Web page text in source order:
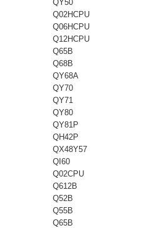
QY50
Q02HCPU
Q06HCPU
Q12HCPU
Q65B
Q68B
QY68A
QY70
QY71
QY80
QY81P
QH42P
QX48Y57
QI60
Q02CPU
Q612B
Q52B
Q55B
Q65B